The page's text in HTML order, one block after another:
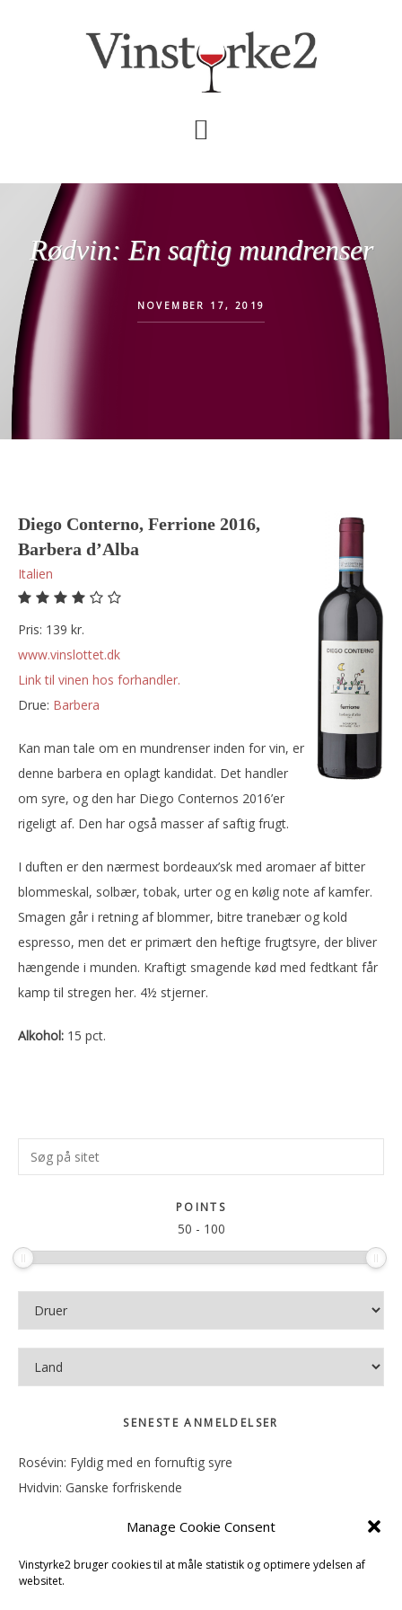
Manage Cookie Consent
Vinstyrke2 bruger cookies til at måle statistik og optimere ydelsen af
websitet.
Rødvin: En saftig mundrenser
NOVEMBER 17, 2019
Diego Conterno, Ferrione 2016,
Barbera d’Alba
Italien
Pris: 139 kr.
www.vinslottet.dk
Link til vinen hos forhandler.
Drue:
barbera
Kan man tale om en mundrenser inden for vin, er
denne barbera en oplagt kandidat. Det handler
om syre, og den har Diego Conternos 2016’er
rigeligt af. Den har også masser af saftig frugt.
I duften er den nærmest bordeaux’sk med aromaer af bitter
blommeskal, solbær, tobak, urter og en kølig note af kamfer.
Smagen går i retning af blommer, bitre tranebær og kold
espresso, men det er primært den heftige frugtsyre, der bliver
hængende i munden. Kraftigt smagende kød med fedtkant får
kamp til stregen her. 4½ stjerner.
Alkohol: 15 pct.
Primær
Sidebar
Søg
på
POINTS
50 - 100
SENESTE ANMELDELSER
Rosévin: Fyldig med en fornuftig syre
Hvidvin: Ganske forfriskende
Hvidvin: Smørfedme og tropisk sødme
Rosévin: Blød, rund og sødladen